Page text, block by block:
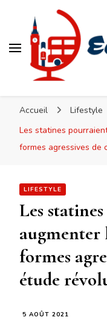
Accueil
Lifestyle
Les statines
formes agressives de
LIFESTYLE
Les
augmenter
formes
étude
5 AOÛT 2021